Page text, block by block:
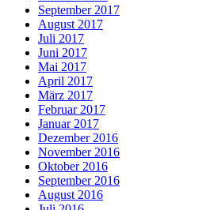
September 2017
August 2017
Juli 2017
Juni 2017
Mai 2017
April 2017
März 2017
Februar 2017
Januar 2017
Dezember 2016
November 2016
Oktober 2016
September 2016
August 2016